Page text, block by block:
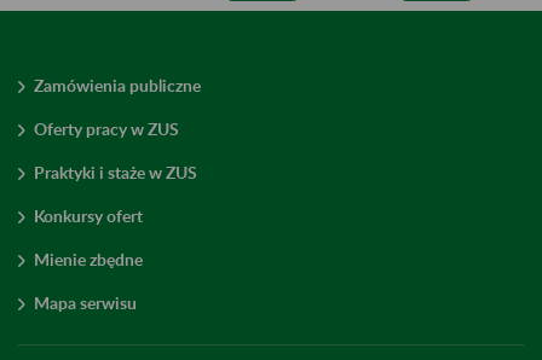
Zamówienia publiczne
Oferty pracy w ZUS
Praktyki i staże w ZUS
Konkursy ofert
Mienie zbędne
Mapa serwisu